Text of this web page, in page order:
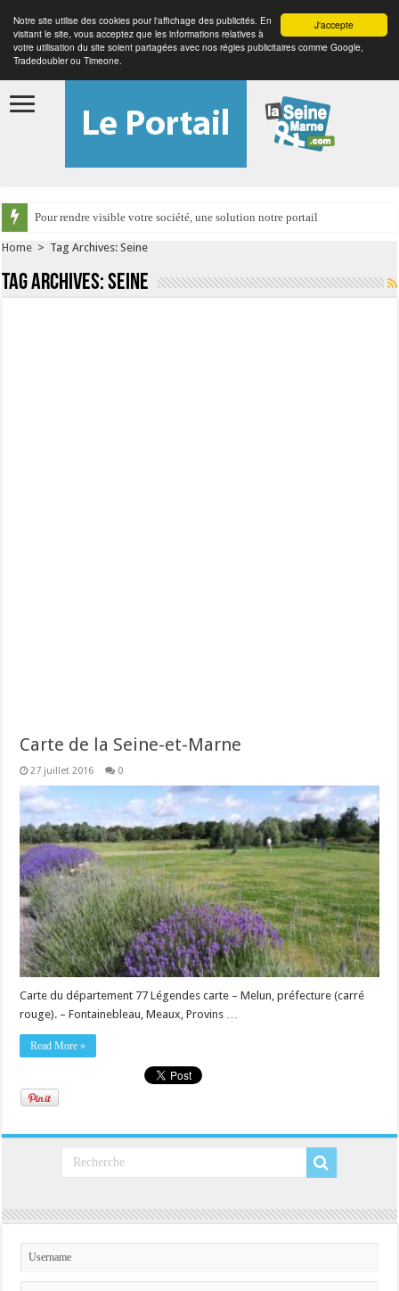
J'accepte
Notre site utilise des cookies pour l'affichage des publicités. En
visitant le site, vous acceptez que les informations relatives à
votre utilisation du site soient partagées avec nos régies publicitaires comme Google,
Tradedoubler ou Timeone.
Pour rendre visible votre société, une solution notre portail
Home > Tag Archives: Seine
Tag Archives:Seine
Carte de la Seine-et-Marne
27 juillet 2016 0
Carte du département 77 Légendes carte – Melun, préfecture (carré
rouge). – Fontainebleau, Meaux, Provins …
Read More »